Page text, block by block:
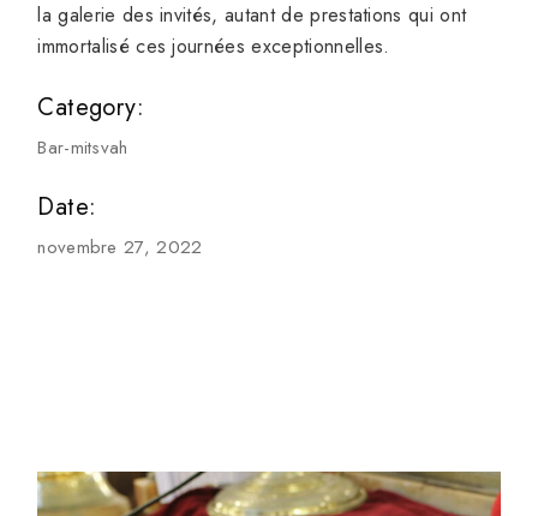
la galerie des invités, autant de prestations qui ont
immortalisé ces journées exceptionnelles.
Category:
Bar-mitsvah
Date:
novembre 27, 2022